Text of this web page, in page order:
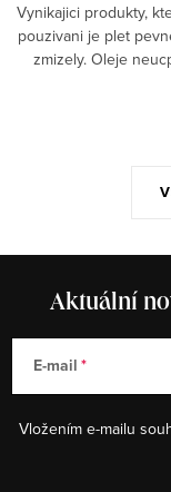
Vynikajici produkty,
pouzivani je plet
zmizely. Oleje
Aktuální
E-mail
Vložením e-mailu